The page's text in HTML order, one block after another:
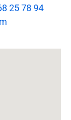
25 78 94